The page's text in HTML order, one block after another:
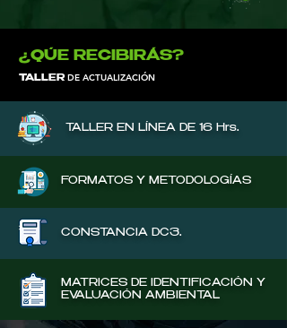
¿QÚE RECIBIRÁS?
TALLER DE ACTUALIZACIÓN
TALLER EN LÍNEA DE 16 Hrs.
FORMATOS Y METODOLOGÍAS
CONSTANCIA DC3.
MATRICES DE IDENTIFICACIÓN Y
EVALUACIÓN AMBIENTAL